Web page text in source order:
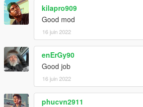
kilapro909
Good mod
16 juin 2022
enErGy90
Good job
16 juin 2022
phucvn2911